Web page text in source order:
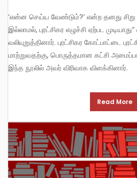
‘என்ன செய்ய வேண்டும்?’ என்ற தனது சிறு நூலில், “புரட்சிகர கோட்பாடு
இல்லாமல், புரட்சிகர எழுச்சி ஏற்பட
வலியுறுத்தினார். புரட்சிகர கோட்பாட்டை
மாற்றுவதற்கு, பொருத்தமான கட்சி
இந்த நூலில் அவர் விரிவாக விளக்கினார்.
Read More